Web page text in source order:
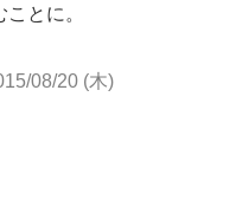
とに。
08/20 (木)